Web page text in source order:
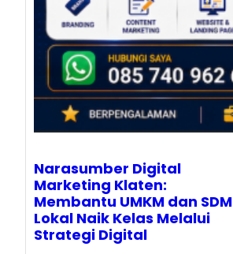
Narasumber Digital
Marketing Klaten:
Membantu UMKM dan SDM
Lokal Naik Kelas Melalui
Strategi Digital